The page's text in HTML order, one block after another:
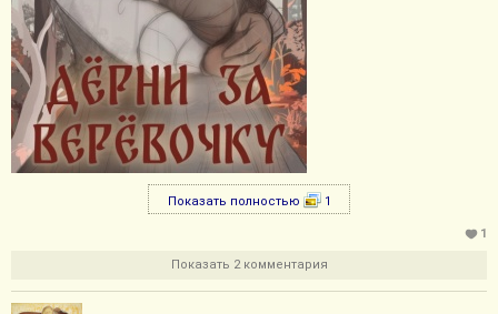
Показать полностью 1
1
Показать 2 комментария